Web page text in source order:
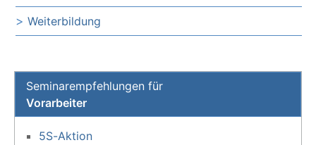
Weiterbildung
Seminarempfehlungen für
Vorarbeiter
5S-Aktion